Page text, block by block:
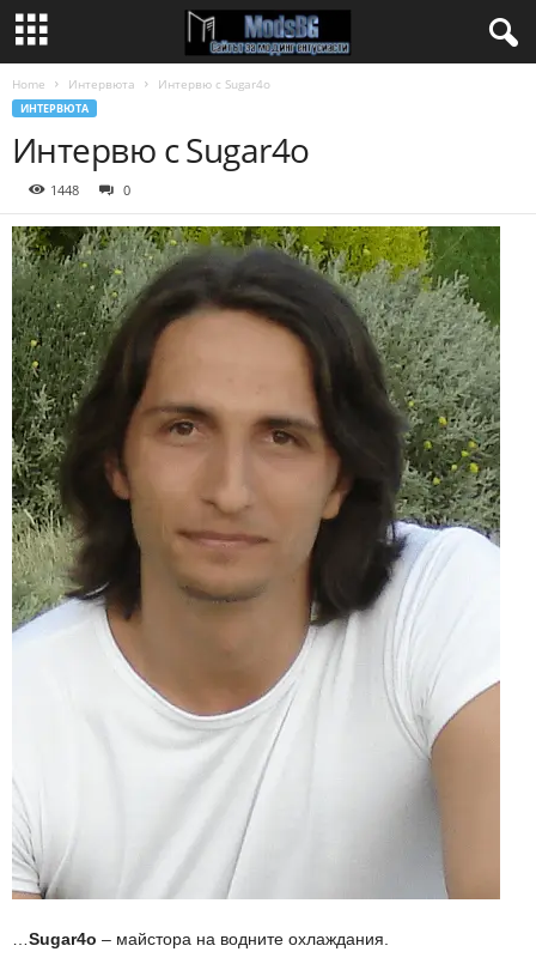
Home Интервюта Интервю с Sugar4o
ИНТЕРВЮТА
Интервю с Sugar4o
1448 0
Sugar4o – майстора на водните охлаждания.